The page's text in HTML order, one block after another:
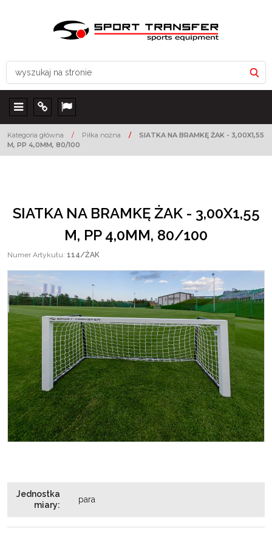
Menu Info Lang
Kategoria główna / Piłka nożna /
SIATKA NA BRAMKĘ ŻAK - 3,00X1,55
M, PP 4,0MM, 80/100
SIATKA NA BRAMKĘ ŻAK - 3,00X1,55
M, PP 4,0MM, 80/100
Numer Artykułu: 114/ŻAK
Jednostka
miary:
para